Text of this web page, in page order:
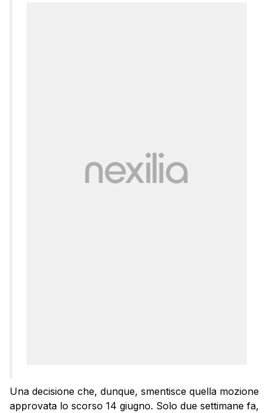
Una decisione che, dunque, smentisce quella mozione
approvata lo scorso 14 giugno. Solo due settimane fa,